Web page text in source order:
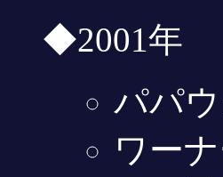
◆2001年
パパ
ワー